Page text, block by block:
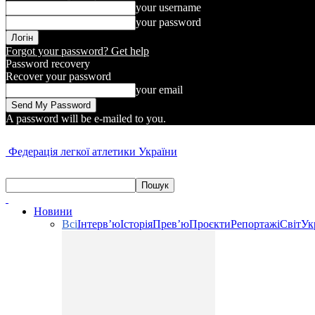
your username
your password
Forgot your password? Get help
Password recovery
Recover your password
your email
A password will be e-mailed to you.
Федерація легкої атлетики України
Новини
ВсіІнтерв’юІсторіяПрев’юПроєктиРепортажіСвіт